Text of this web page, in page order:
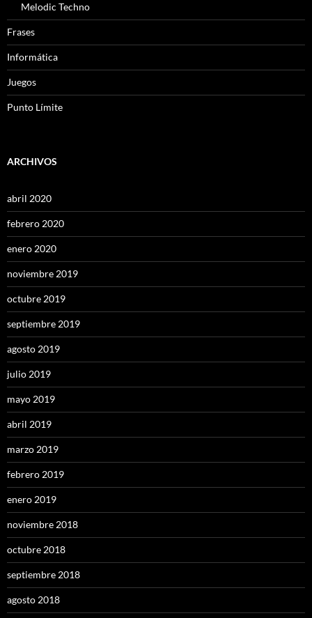
Melodic Techno
Frases
Informática
Juegos
Punto Límite
ARCHIVOS
abril 2020
febrero 2020
enero 2020
noviembre 2019
octubre 2019
septiembre 2019
agosto 2019
julio 2019
mayo 2019
abril 2019
marzo 2019
febrero 2019
enero 2019
noviembre 2018
octubre 2018
septiembre 2018
agosto 2018